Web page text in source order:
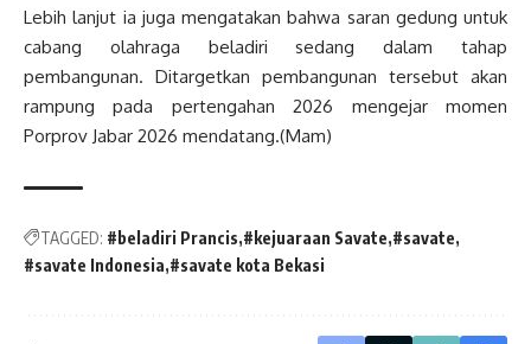
Lebih lanjut ia juga mengatakan bahwa saran gedung untuk
cabang olahraga beladiri sedang dalam tahap
pembangunan. Ditargetkan pembangunan tersebut akan
rampung pada pertengahan 2026 mengejar momen
Porprov Jabar 2026 mendatang.(Mam)
TAGGED: #beladiri Prancis #kejuaraan Savate #savate
#savate Indonesia #savate kota Bekasi